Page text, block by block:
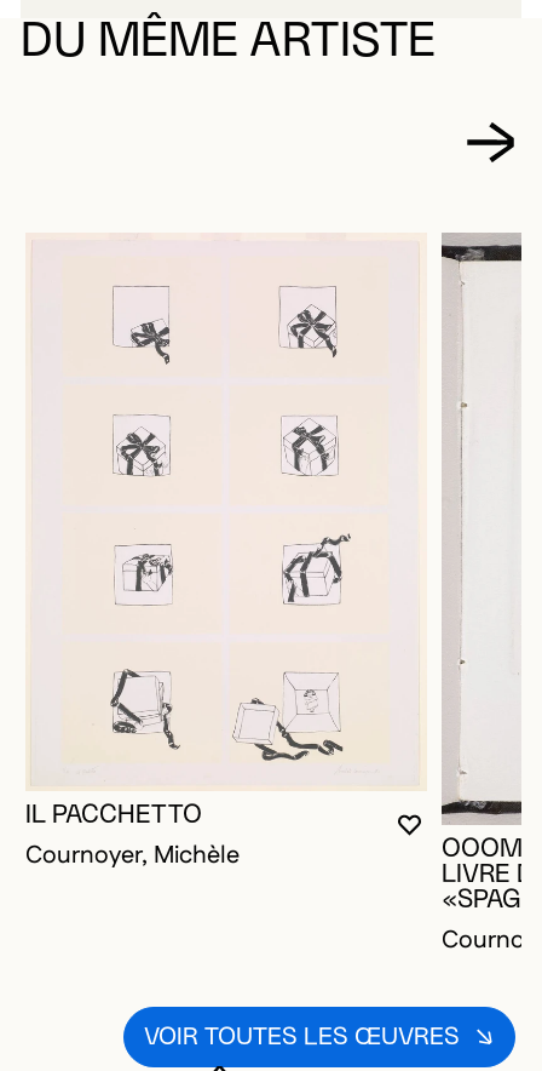
DU MÊME ARTISTE
VOUS
FERMER
OUVRIR LA
IL PACCHETTO
Cournoyer, Michèle
OOOM
LIVRE
VOIR TOUTES LES ŒUVRES